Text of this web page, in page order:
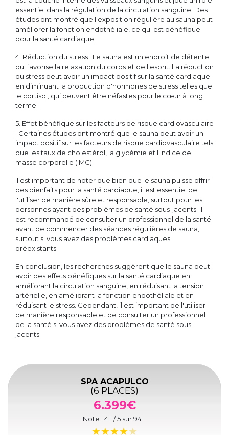
essentiel dans la régulation de la circulation sanguine. Des
études ont montré que l'exposition régulière au sauna peut
améliorer la fonction endothéliale, ce qui est bénéfique
pour la santé cardiaque.
4. Réduction du stress : Le sauna est un endroit de détente
qui favorise la relaxation du corps et de l'esprit. La réduction
du stress peut avoir un impact positif sur la santé cardiaque
en diminuant la production d'hormones de stress telles que
le cortisol, qui peuvent être néfastes pour le cœur à long
terme.
5. Effet bénéfique sur les facteurs de risque cardiovasculaire
: Certaines études ont montré que le sauna peut avoir un
impact positif sur les facteurs de risque cardiovasculaire tels
que les taux de cholestérol, la glycémie et l'indice de
masse corporelle (IMC).
Il est important de noter que bien que le sauna puisse offrir
des bienfaits pour la santé cardiaque, il est essentiel de
l'utiliser de manière sûre et responsable, surtout pour les
personnes ayant des problèmes de santé sous-jacents. Il
est recommandé de consulter un professionnel de la santé
avant de commencer des séances régulières de sauna,
surtout si vous avez des problèmes cardiaques
préexistants.
En conclusion, les recherches suggèrent que le sauna peut
avoir des effets bénéfiques sur la santé cardiaque en
améliorant la circulation sanguine, en réduisant la tension
artérielle, en améliorant la fonction endothéliale et en
réduisant le stress. Cependant, il est important de l'utiliser
de manière responsable et de consulter un professionnel
de la santé si vous avez des problèmes de santé sous-
jacents.
SPA ACAPULCO
(6 PLACES)
6.399€
Note : 4.1 / 5 sur94